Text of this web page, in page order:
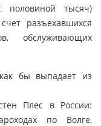
тысяч)
разъехавшихся
обслуживающих
бы выпадает из
Плес в России:
по Волге,